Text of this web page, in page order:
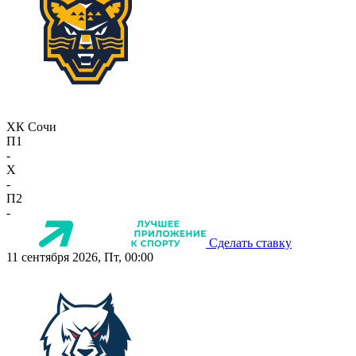
ХК Сочи
П1
-
X
-
П2
-
Сделать ставку
11 сентября 2026, Пт, 00:00